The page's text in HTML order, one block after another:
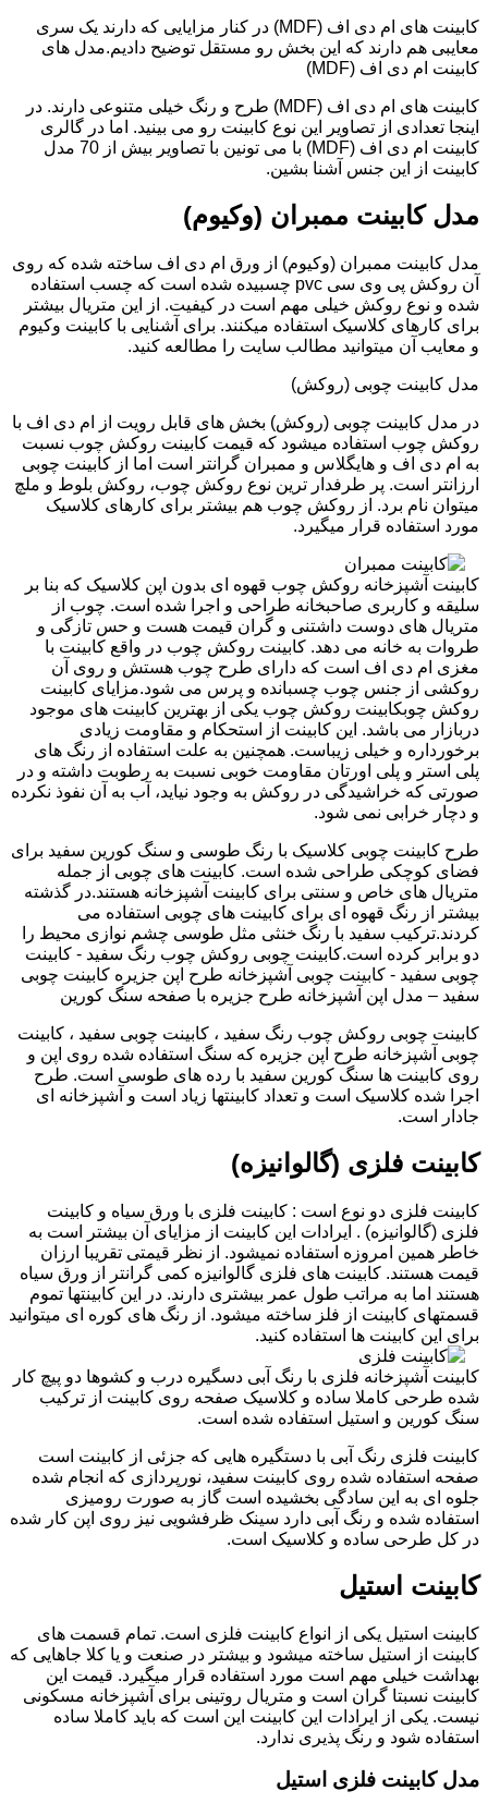
کابینت های ام دی اف (MDF) در کنار مزایایی که دارند یک سری
معایبی هم دارند که این بخش رو مستقل توضیح دادیم.مدل های
کابینت ام دی اف (MDF)
کابینت های ام دی اف (MDF) طرح و رنگ خیلی متنوعی دارند. در
اینجا تعدادی از تصاویر این نوع کابینت رو می بینید. اما در گالری
کابینت ام دی اف (MDF) با می تونین با تصاویر بیش از 70 مدل
کابینت از این جنس آشنا بشین.
مدل کابینت ممبران (وکیوم)
مدل کابینت ممبران (وکیوم) از ورق ام دی اف ساخته شده که روی
آن روکش پی وی سی pvc چسبیده شده است که چسب استفاده
شده و نوع روکش خیلی مهم است در کیفیت. از این متریال بیشتر
برای کارهای کلاسیک استفاده میکنند. برای آشنایی با کابینت وکیوم
و معایب آن میتوانید مطالب سایت را مطالعه کنید.
مدل کابینت چوبی (روکش)
در مدل کابینت چوبی (روکش) بخش های قابل رویت از ام دی اف با
روکش چوب استفاده میشود که قیمت کابینت روکش چوب نسبت
به ام دی اف و هایگلاس و ممبران گرانتر است اما از کابینت چوبی
ارزانتر است. پر طرفدار ترین نوع روکش چوب، روکش بلوط و ملچ
میتوان نام برد. از روکش چوب هم بیشتر برای کارهای کلاسیک
مورد استفاده قرار میگیرد.
کابینت آشپزخانه روکش چوب قهوه ای بدون اپن کلاسیک که بنا بر
سلیقه و کاربری صاحبخانه طراحی و اجرا شده است. چوب از
متریال های دوست داشتنی و گران قیمت هست و حس تازگی و
طروات به خانه می دهد. کابینت روکش چوب در واقع کابینت با
مغزی ام دی اف است که دارای طرح چوب هستش و روی آن
روکشی از جنس چوب چسبانده و پرس می شود.مزایای کابینت
روکش چوبکابینت روکش چوب یکی از بهترین کابینت های موجود
دربازار می باشد. این کابینت از استحکام و مقاومت زیادی
برخورداره و خیلی زیباست. همچنین به علت استفاده از رنگ های
پلی استر و پلی اورتان مقاومت خوبی نسبت به رطوبت داشته و در
صورتی که خراشیدگی در روکش به وجود نیاید، آب به آن نفوذ نکرده
و دچار خرابی نمی شود.
طرح کابینت چوبی کلاسیک با رنگ طوسی و سنگ کورین سفید برای
فضای کوچکی طراحی شده است. کابینت های چوبی از جمله
متریال های خاص و سنتی برای کابینت آشپزخانه هستند.در گذشته
بیشتر از رنگ قهوه ای برای کابینت های چوبی استفاده می
کردند.ترکیب سفید با رنگ خنثی مثل طوسی چشم نوازی محیط را
دو برابر کرده است.کابینت چوبی روکش چوب رنگ سفید - کابینت
چوبی سفید - کابینت چوبی آشپزخانه طرح اپن جزیره کابینت چوبی
سفید – مدل اپن آشپزخانه طرح جزیره با صفحه سنگ کورین
کابینت چوبی روکش چوب رنگ سفید ، کابینت چوبی سفید ، کابینت
چوبی آشپزخانه طرح اپن جزیره که سنگ استفاده شده روی اپن و
روی کابینت ها سنگ کورین سفید با رده های طوسی است. طرح
اجرا شده کلاسیک است و تعداد کابینتها زیاد است و آشپزخانه ای
جادار است.
کابینت فلزی (گالوانیزه)
کابینت فلزی دو نوع است : کابینت فلزی با ورق سیاه و کابینت
فلزی (گالوانیزه) . ایرادات این کابینت از مزایای آن بیشتر است به
خاطر همین امروزه استفاده نمیشود. از نظر قیمتی تقریبا ارزان
قیمت هستند. کابینت های فلزی گالوانیزه کمی گرانتر از ورق سیاه
هستند اما به مراتب طول عمر بیشتری دارند. در این کابینتها تموم
قسمتهای کابینت از فلز ساخته میشود. از رنگ های کوره ای میتوانید
برای این کابینت ها استفاده کنید.
کابینت آشپزخانه فلزی با رنگ آبی دسگیره درب و کشوها دو پیچ کار
شده طرحی کاملا ساده و کلاسیک صفحه روی کابینت از ترکیب
سنگ کورین و استیل استفاده شده است.
کابینت فلزی رنگ آبی با دستگیره هایی که جزئی از کابینت است
صفحه استفاده شده روی کابینت سفید، نورپردازی که انجام شده
جلوه ای به این سادگی بخشیده است گاز به صورت رومیزی
استفاده شده و رنگ آبی دارد سینک ظرفشویی نیز روی اپن کار شده
در کل طرحی ساده و کلاسیک است.
کابینت استیل
کابینت استیل یکی از انواع کابینت فلزی است. تمام قسمت های
کابینت از استیل ساخته میشود و بیشتر در صنعت و یا کلا جاهایی که
بهداشت خیلی مهم است مورد استفاده قرار میگیرد. قیمت این
کابینت نسبتا گران است و متریال روتینی برای آشپزخانه مسکونی
نیست. یکی از ایرادات این کابینت این است که باید کاملا ساده
استفاده شود و رنگ پذیری ندارد.
مدل کابینت فلزی استیل